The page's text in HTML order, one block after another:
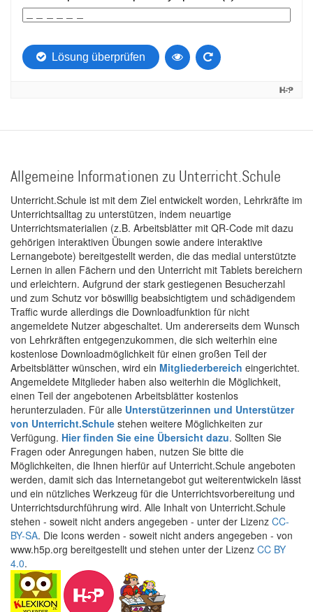
Allgemeine Informationen zu Unterricht.Schule
Unterricht.Schule ist mit dem Ziel entwickelt worden, Lehrkräfte im
Unterrichtsalltag zu unterstützen, indem neuartige
Unterrichtsmaterialien (z.B. Arbeitsblätter mit QR-Code mit dazu
gehörigen interaktiven Übungen sowie andere interaktive
Lernangebote) bereitgestellt werden, die das medial unterstützte
Lernen in allen Fächern und den Unterricht mit Tablets bereichern
und erleichtern. Aufgrund der stark gestiegenen Besucherzahl
und zum Schutz vor böswillig beabsichtigtem und schädigendem
Traffic wurde allerdings die Downloadfunktion für nicht
angemeldete Nutzer abgeschaltet. Um andererseits dem Wunsch
von Lehrkräften entgegenzukommen, die sich weiterhin eine
kostenlose Downloadmöglichkeit für einen großen Teil der
Arbeitsblätter wünschen, wird ein Mitgliederbereich eingerichtet.
Angemeldete Mitglieder haben also weiterhin die Möglichkeit,
einen Teil der angebotenen Arbeitsblätter kostenlos
herunterzuladen. Für alle Unterstützerinnen und Unterstützer
von Unterricht.Schule stehen weitere Möglichkeiten zur
Verfügung. Hier finden Sie eine Übersicht dazu. Sollten Sie
Fragen oder Anregungen haben, nutzen Sie bitte die
Möglichkeiten, die Ihnen hierfür auf Unterricht.Schule angeboten
werden, damit sich das Internetangebot gut weiterentwickeln lässt
und ein nützliches Werkzeug für die Unterrichtsvorbereitung und
Unterrichtsdurchführung wird. Alle Inhalt von Unterricht.Schule
stehen - soweit nicht anders angegeben - unter der Lizenz CC-
BY-SA. Die Icons werden - soweit nicht anders angegeben - von
www.h5p.org bereitgestellt und stehen unter der Lizenz CC BY
4.0.